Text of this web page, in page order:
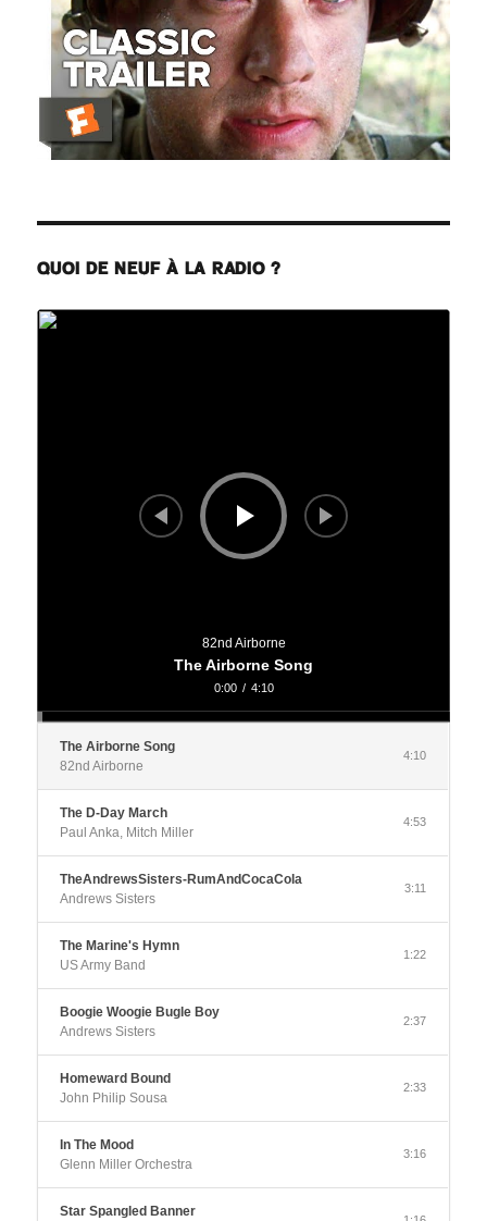
QUOI DE NEUF À LA RADIO ?
Lecteur
audio
82nd Airborne
The Airborne Song
0:00 / 4:10
The Airborne Song
82nd Airborne
4:10
The D-Day March
Paul Anka, Mitch Miller
4:53
TheAndrewsSisters-RumAndCocaCola
Andrews Sisters
3:11
The Marine's Hymn
US Army Band
1:22
Boogie Woogie Bugle Boy
Andrews Sisters
2:37
Homeward Bound
John Philip Sousa
2:33
In The Mood
Glenn Miller Orchestra
3:16
Star Spangled Banner